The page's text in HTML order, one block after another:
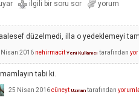
düzelmedi, illa o yedeklemeyi
Nisan 2016 nehirmacit Yeni Kullanıcı tarafından
tabi ki.
25 Nisan 2016cüneyt Uzman tarafından